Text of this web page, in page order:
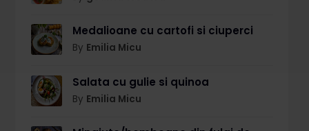
Medalioane cu cartofi si ciuperci
By Emilia Micu
Salata cu gulie si quinoa
By Emilia Micu